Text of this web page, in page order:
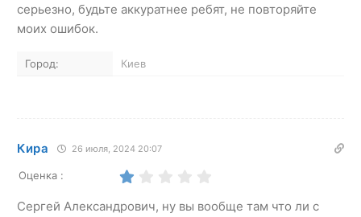
серьезно, будьте аккуратнее ребят, не повторяйте
моих ошибок.
Город: Киев
Кира 26 июля, 2024 20:07
Оценка :
Сергей Александрович, ну вы вообще там что ли с